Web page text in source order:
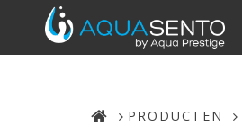
PRODUCTEN